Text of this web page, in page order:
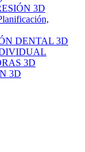
3D
DENTAL 3D
3D
3D